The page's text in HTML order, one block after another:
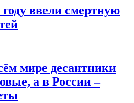
ввели смертную
мире десантники
а в России –